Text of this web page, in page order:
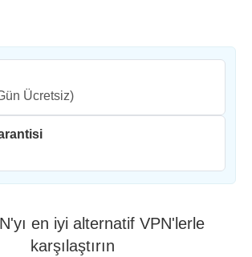
Ücretsiz)
en iyi alternatif VPN'lerle
karşılaştırın